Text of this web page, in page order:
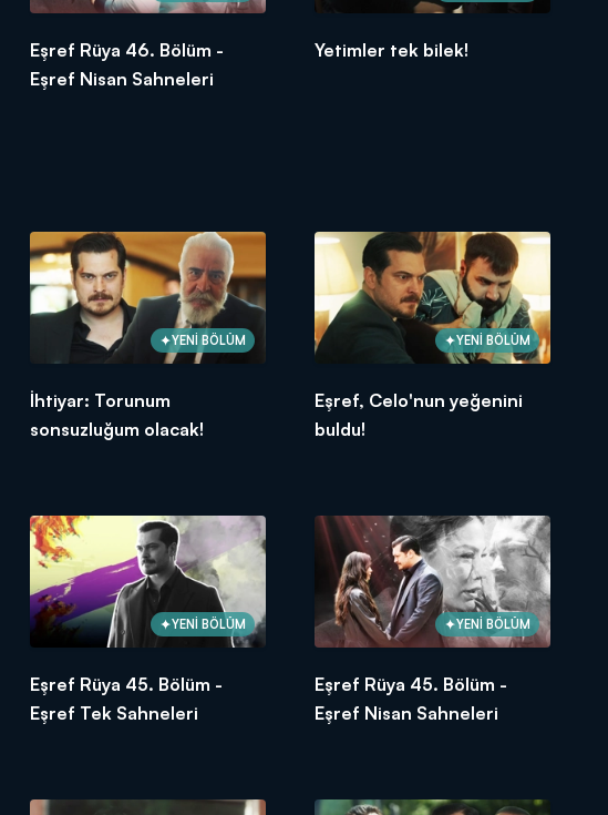
Eşref Rüya 46. Bölüm -
Eşref Nisan Sahneleri
Yetimler tek bilek!
YENİ BÖLÜM
İhtiyar: Torunum
sonsuzluğum olacak!
YENİ BÖLÜM
Eşref, Celo'nun yeğenini
buldu!
YENİ BÖLÜM
Eşref Rüya 45. Bölüm -
Eşref Tek Sahneleri
YENİ BÖLÜM
Eşref Rüya 45. Bölüm -
Eşref Nisan Sahneleri